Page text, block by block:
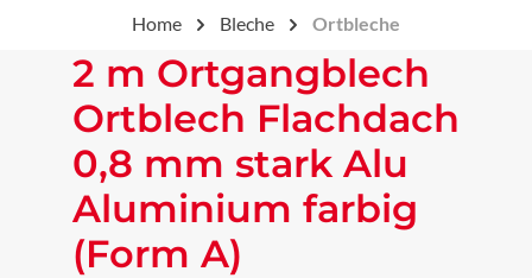
Home Bleche Ortbleche
2 m Ortgangblech
Ortblech Flachdach
0,8 mm stark Alu
Aluminium farbig
(Form A)